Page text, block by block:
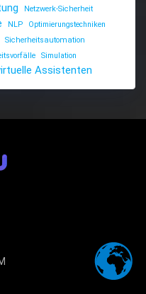
Netzwerk-Sicherheit
NLP
Optimierungstechniken
Sicherheitsautomation
Simulation
Assistenten